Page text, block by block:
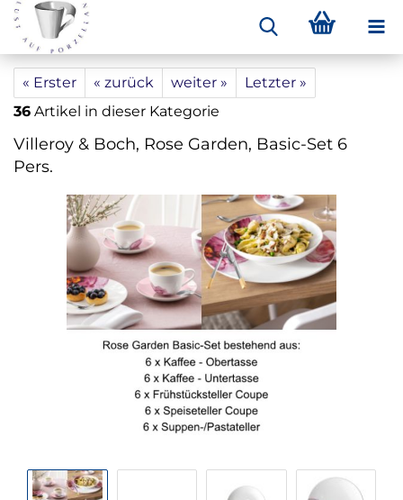
« Erster « zurück weiter »
Letzter »
36 Artikel in dieser Kategorie
Villeroy & Boch, Rose Garden, Basic-Set 6
Pers.